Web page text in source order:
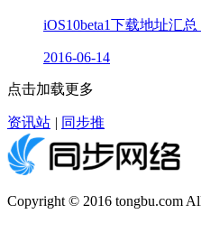
iOS10beta1下载地址汇
2016-06-14
点击加载更多
资讯站 | 同步推
Copyright © 2016 tongbu.com